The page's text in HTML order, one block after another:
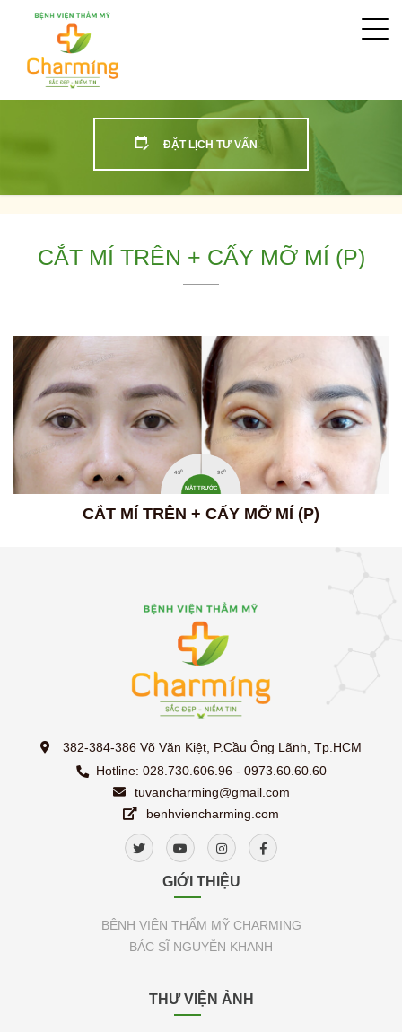
ĐẶT LỊCH TƯ VẤN
CẮT MÍ TRÊN + CẤY MỠ MÍ (P)
MẶT TRƯỚC
450 900
CẮT MÍ TRÊN + CẤY MỠ MÍ (P)
382-384-386 Võ Văn Kiệt, P.Cầu Ông Lãnh, Tp.HCM
Hotline: 028.730.606.96 - 0973.60.60.60
tuvancharming@gmail.com
benhviencharming.com
GIỚI THIỆU
BỆNH VIỆN THẨM MỸ CHARMING
BÁC SĨ NGUYỄN KHANH
THƯ VIỆN ẢNH